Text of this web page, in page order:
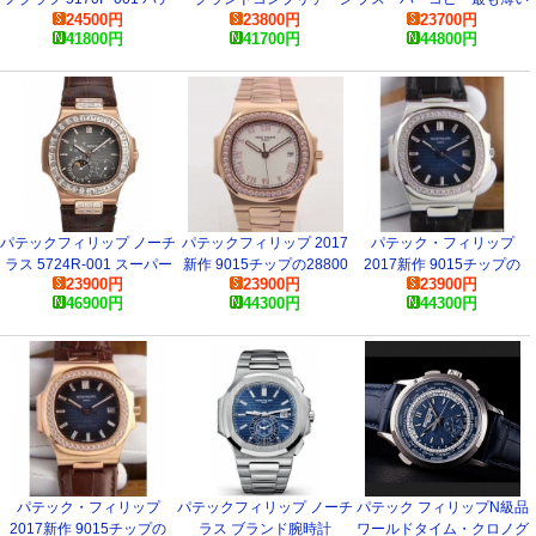
ックフィリップスーパーコ
ピー 時計
24500円
41800円
ョン パーペチュアルカレン
ダー 5320G-001
23800円
41700円
永久カレンダー
23700円
44800円
パテックフィリップ ノーチ
ラス 5724R-001 スーパー
コピー 時計
23900円
46900円
パテックフィリップ 2017
新作 9015チップの28800
振幅 7010/1G-016
23900円
44300円
パテック・フィリップ
2017新作 9015チップの
28800振幅 7010/1G-017
時計コピー
23900円
44300円
パテック・フィリップ
2017新作 9015チップの
パテックフィリップ ノーチ
ラス ブランド腕時計
パテック フィリップN級品
ワールドタイム・クロノグ